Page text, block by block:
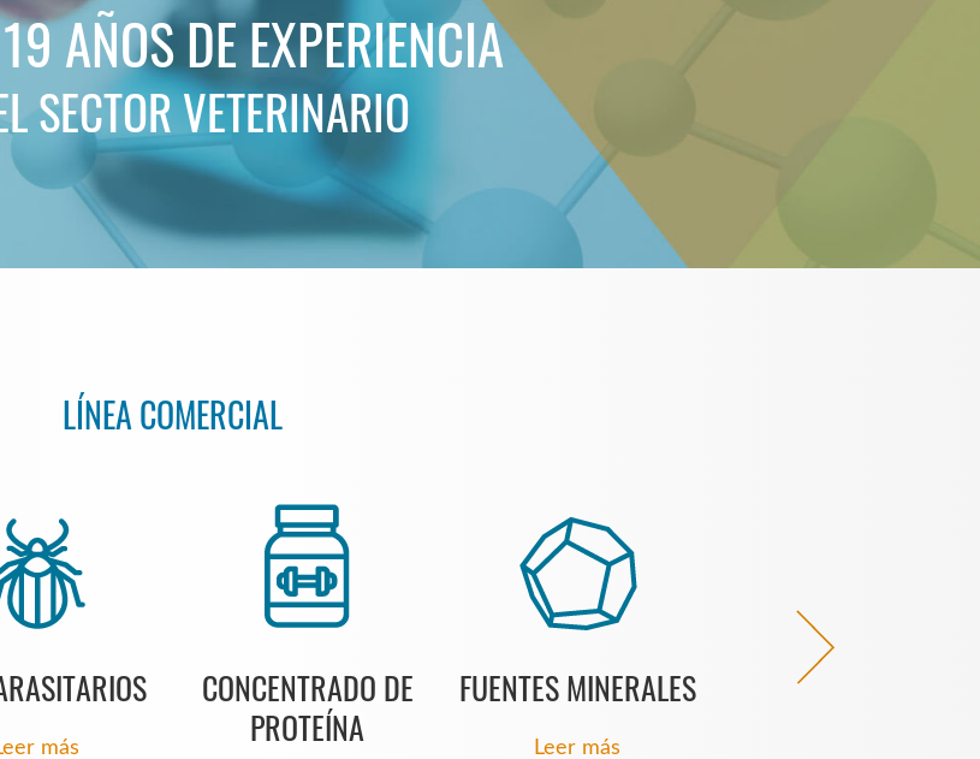
AÑOS DE EXPERIENCIA
SECTOR VETERINARIO
LÍNEA COMERCIAL
más
CONCENTRADO DE
PROTEÍNA
FUENTES MINERALES
Leer más
HEPATOPROTECTOR